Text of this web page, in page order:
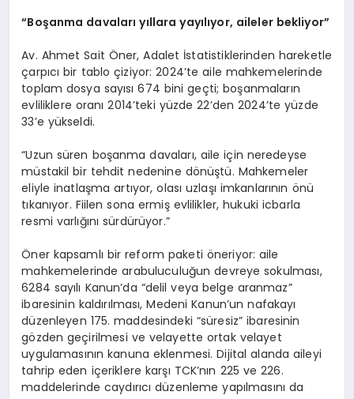
“Boşanma davaları yıllara yayılıyor, aileler bekliyor”
Av. Ahmet Sait Öner, Adalet İstatistiklerinden hareketle
çarpıcı bir tablo çiziyor: 2024’te aile mahkemelerinde
toplam dosya sayısı 674 bini geçti; boşanmaların
evliliklere oranı 2014’teki yüzde 22’den 2024’te yüzde
33’e yükseldi.
“Uzun süren boşanma davaları, aile için neredeyse
müstakil bir tehdit nedenine dönüştü. Mahkemeler
eliyle inatlaşma artıyor, olası uzlaşı imkanlarının önü
tıkanıyor. Fiilen sona ermiş evlilikler, hukuki icbarla
resmi varlığını sürdürüyor.”
Öner kapsamlı bir reform paketi öneriyor: aile
mahkemelerinde arabuluculuğun devreye sokulması,
6284 sayılı Kanun’da “delil veya belge aranmaz”
ibaresinin kaldırılması, Medeni Kanun’un nafakayı
düzenleyen 175. maddesindeki “süresiz” ibaresinin
gözden geçirilmesi ve velayette ortak velayet
uygulamasının kanuna eklenmesi. Dijital alanda aileyi
tahrip eden içeriklere karşı TCK’nın 225 ve 226.
maddelerinde caydırıcı düzenleme yapılmasını da